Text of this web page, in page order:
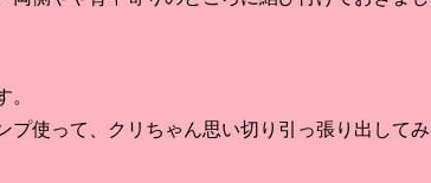
使って、クリちゃん思い切り引っ張り出してみ